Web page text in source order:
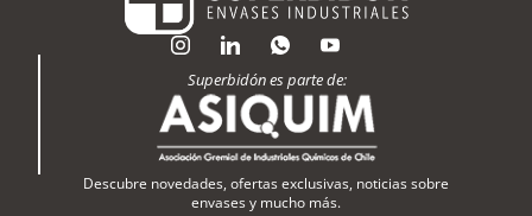
Superbidón es parte de:
Descubre novedades, ofertas exclusivas, noticias sobre
envases y mucho más.